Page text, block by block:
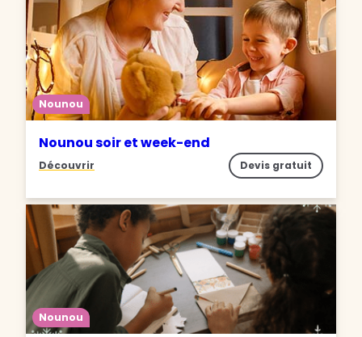
Nounou
Nounou soir et week-end
Découvrir Devis gratuit
Nounou